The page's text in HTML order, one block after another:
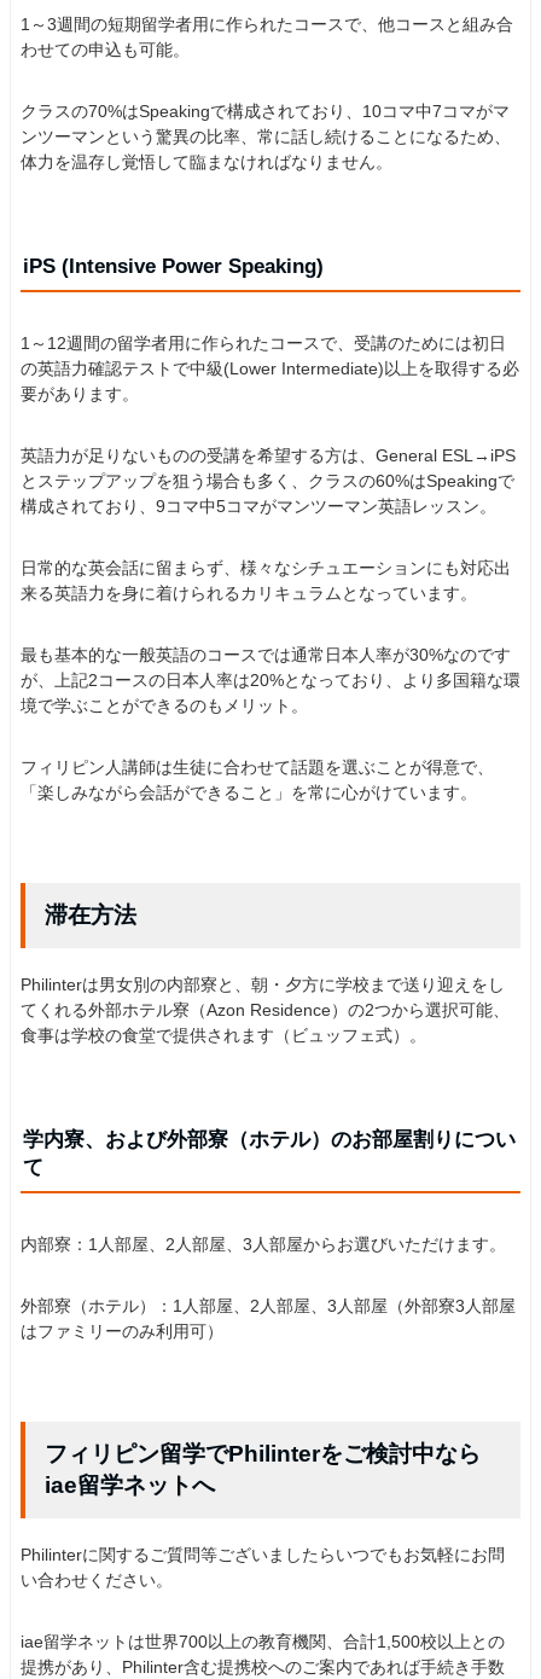
1～3週間の短期留学者用に作られたコースで、他コースと組み合
わせての申込も可能。
クラスの70%はSpeakingで構成されており、10コマ中7コマがマ
ンツーマンという驚異の比率、常に話し続けることになるため、
体力を温存し覚悟して臨まなければなりません。
iPS (Intensive Power Speaking)
1～12週間の留学者用に作られたコースで、受講のためには初日
の英語力確認テストで中級(Lower Intermediate)以上を取得する必
要があります。
英語力が足りないものの受講を希望する方は、General ESL→iPS
とステップアップを狙う場合も多く、クラスの60%はSpeakingで
構成されており、9コマ中5コマがマンツーマン英語レッスン。
日常的な英会話に留まらず、様々なシチュエーションにも対応出
来る英語力を身に着けられるカリキュラムとなっています。
最も基本的な一般英語のコースでは通常日本人率が30%なのです
が、上記2コースの日本人率は20%となっており、より多国籍な環
境で学ぶことができるのもメリット。
フィリピン人講師は生徒に合わせて話題を選ぶことが得意で、
「楽しみながら会話ができること」を常に心がけています。
滞在方法
Philinterは男女別の内部寮と、朝・夕方に学校まで送り迎えをし
てくれる外部ホテル寮（Azon Residence）の2つから選択可能、
食事は学校の食堂で提供されます（ビュッフェ式）。
学内寮、および外部寮（ホテル）のお部屋割りについ
て
内部寮：1人部屋、2人部屋、3人部屋からお選びいただけます。
外部寮（ホテル）：1人部屋、2人部屋、3人部屋（外部寮3人部屋
はファミリーのみ利用可）
フィリピン留学でPhilinterをご検討中なら
iae留学ネットへ
Philinterに関するご質問等ございましたらいつでもお気軽にお問
い合わせください。
iae留学ネットは世界700以上の教育機関、合計1,500校以上との
提携があり、Philinter含む提携校へのご案内であれば手続き手数